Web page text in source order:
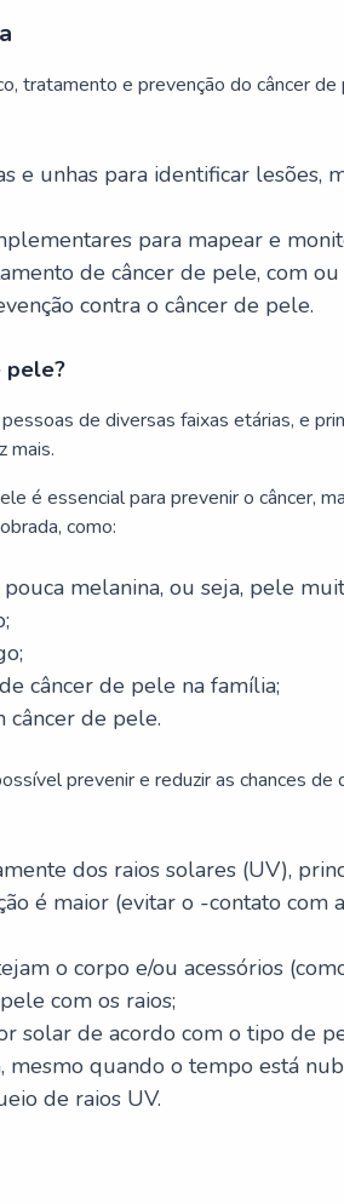
tratamento e prevenção do câncer
e unhas para identificar lesões,
para mapear e
de câncer de pele, com
contra o câncer de pele.
pele?
de diversas faixas etárias, e
mais.
é essencial para prevenir o câncer,
como:
melanina, ou seja, pele
câncer de pele na família;
câncer de pele.
prevenir e reduzir as chances
dos raios solares (UV),
é maior (evitar o -contato com
o corpo e/ou acessórios
com os raios;
solar de acordo com o tipo de
mesmo quando o tempo está
de raios UV.